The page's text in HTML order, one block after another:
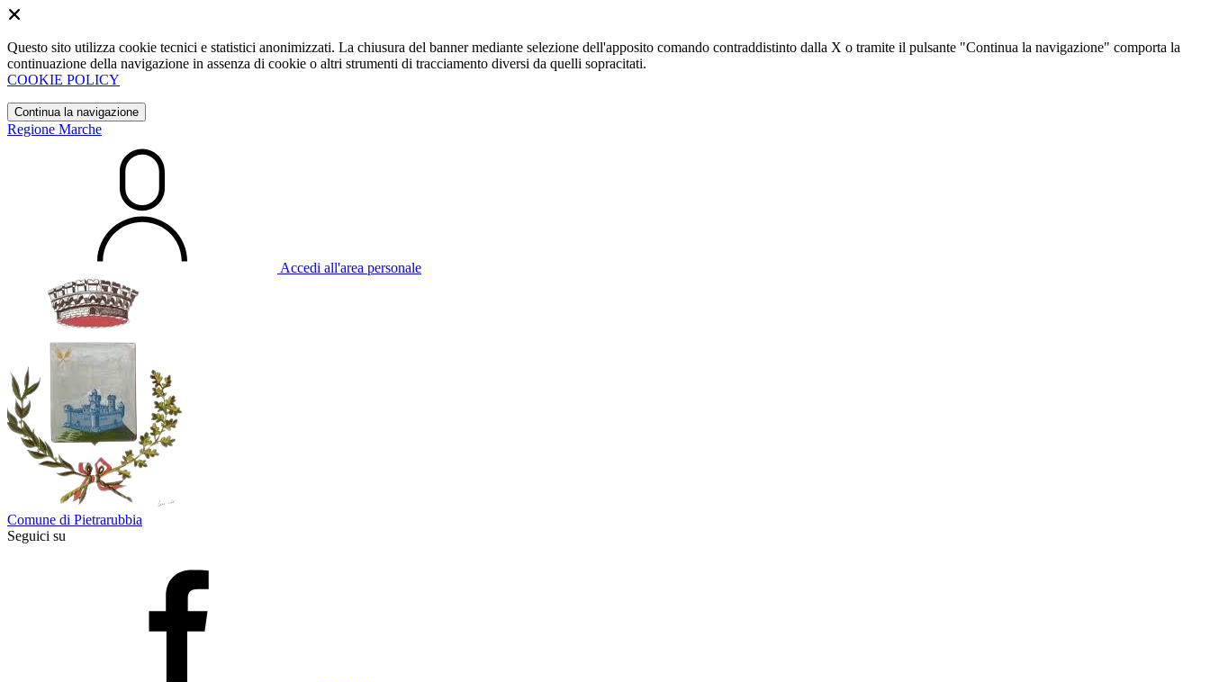
Questo sito utilizza cookie tecnici e statistici anonimizzati. La chiusura del banner mediante selezione dell'apposito comando contraddistinto dalla X o tramite il pulsante "Continua la navigazione" comporta la
continuazione della navigazione in assenza di cookie o altri strumenti di tracciamento diversi da quelli sopracitati.
COOKIE POLICY
Continua la navigazione
Regione Marche
Accedi all'area personale
Comune di Pietrarubbia
Seguici su